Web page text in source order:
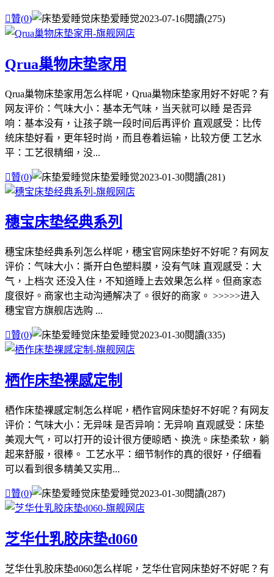
贊(0) 床垫爱睡觉2023-07-16閱讀(275)
Qrua巢物床垫家用
Qrua巢物床垫家用怎么样呢，Qrua巢物床垫家用好不好呢？有
网友评价：气味大小：基本无气味，当天就可以睡 是否异
响：基本没有，让孩子跳一段时间后再评价 直观感受：比传
统床垫好看，更年轻时尚，而且卷着运输，比较方便 工艺水
平：工艺很精细，没...
贊(0) 床垫爱睡觉2023-01-30閱讀(281)
穗宝床垫经典系列
穗宝床垫经典系列怎么样呢，穗宝官网床垫好不好呢？有网友
评价：气味大小：撕开白色塑料膜，没有气味 直观感受：大
气，上档次 还没入住，不知道睡上去效果怎么样。但商家态
度很好。商家也主动沟通解决了。很好的商家。 >>>>>进入
穗宝官方旗舰店选购 ...
贊(0) 床垫爱睡觉2023-01-30閱讀(335)
栖作床垫裸感定制
栖作床垫裸感定制怎么样呢，栖作官网床垫好不好呢？有网友
评价：气味大小：无异味 是否异响：无异响 直观感受：床垫
美观大气，可以打开的设计很方便晾晒、换洗。床垫柔软，躺
起来舒服，很棒。 工艺水平：细节制作的真的很好，仔细看
可以看到很多精美又实用...
贊(0) 床垫爱睡觉2023-01-30閱讀(287)
芝华仕乳胶床垫d060
芝华仕乳胶床垫d060怎么样呢，芝华仕官网床垫好不好呢？有